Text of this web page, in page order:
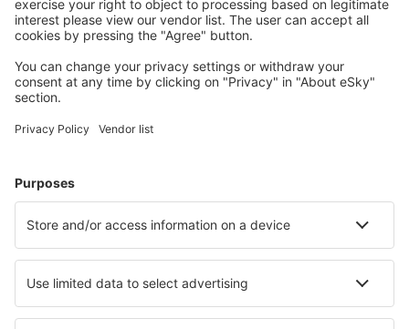
Cazarea preferată
Alege din peste 1,3 mil. de opţiuni: hoteluri, cabane,
Cele mai căutate cazări de către utilizatorii eSky
Cazare în Palanga
Cazare în Kaunas Cazare în Vilnius Cazare în Klaipeda
Cazare în Tauragė Cazare în Salakas
Cazare în Gargždai Cazare Skuodas Cazare Plateliai